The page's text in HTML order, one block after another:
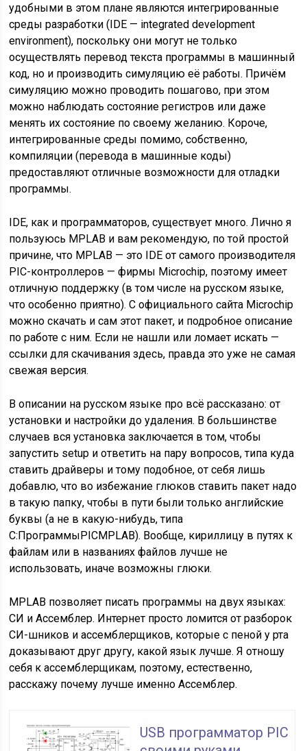
удобными в этом плане являются интегрированные
среды разработки (IDE — integrated development
environment), поскольку они могут не только
осуществлять перевод текста программы в машинный
код, но и производить симуляцию её работы. Причём
симуляцию можно проводить пошагово, при этом
можно наблюдать состояние регистров или даже
менять их состояние по своему желанию. Короче,
интегрированные среды помимо, собственно,
компиляции (перевода в машинные коды)
предоставляют отличные возможности для отладки
программы.
IDE, как и программаторов, существует много. Лично я
пользуюсь MPLAB и вам рекомендую, по той простой
причине, что MPLAB — это IDE от самого производителя
PIC-контроллеров — фирмы Microchip, поэтому имеет
отличную поддержку (в том числе на русском языке,
что особенно приятно). С официального сайта Microchip
можно скачать и сам этот пакет, и подробное описание
по работе с ним. Если не нашли или ломает искать —
ссылки для скачивания здесь, правда это уже не самая
свежая версия.
В описании на русском языке про всё рассказано: от
установки и настройки до удаления. В большинстве
случаев вся установка заключается в том, чтобы
запустить setup и ответить на пару вопросов, типа куда
ставить драйверы и тому подобное, от себя лишь
добавлю, что во избежание глюков ставить пакет надо
в такую папку, чтобы в пути были только английские
буквы (а не в какую-нибудь, типа
C:ПрограммыPICMPLAB). Вообще, кириллицу в путях к
файлам или в названиях файлов лучше не
использовать, иначе возможны глюки.
MPLAB позволяет писать программы на двух языках:
СИ и Ассемблер. Интернет просто ломится от разборок
СИ-шников и ассемблерщиков, которые с пеной у рта
доказывают друг другу, какой язык лучше. Я отношу
себя к ассемблерщикам, поэтому, естественно,
расскажу почему лучше именно Ассемблер.
USB программатор PIC